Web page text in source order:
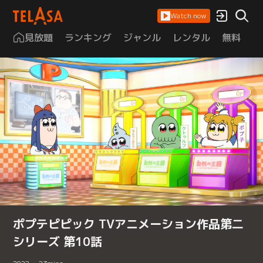
Watch now
見放題 ランキング ジャンル レンタル 無料
ポプテピピック TVアニメーション作品第二
シリーズ 第10話